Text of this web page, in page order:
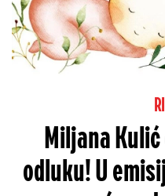
Miljana
odluku! U